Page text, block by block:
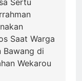
Saat Warga
Bawang di
Wekarou